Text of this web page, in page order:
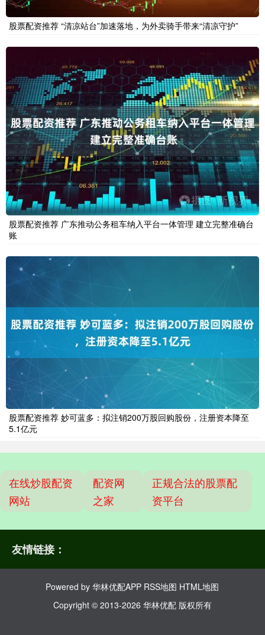
股票配资推荐 “清凉站台”加速落地，为外卖骑手带来“清凉守护”
股票配资推荐 广东推动公务租车纳入平台一体管理 建立完整准确台
账
股票配资推荐 妙可蓝多：拟注销200万股回购股份，注册资本降至
5.1亿元
在线炒股配资
网站
配资网
之家
正规合法的股票配
资平台
友情链接：
Powered by华林优配APP RSS地图 HTML地图
Copyright © 2013-2026 华林优配 版权所有